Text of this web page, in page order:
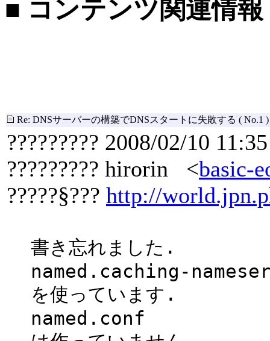
■ コンテンツ関連情報
Re: DNSサーバーの構築でDNSスタートに失敗する ( No.1 )
????????? 2008/02/10 11:35
????????? hirorin <basic-
?????§??? http://
書き忘れました.
named.caching-
を使っています.
named.conf